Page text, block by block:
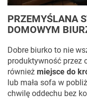
PRZEMYŚLANA
DOMOWYM
Dobre biurko to nie
produktywność przez
również miejsce do
lub mała sofa w
chwilę oddechu bez